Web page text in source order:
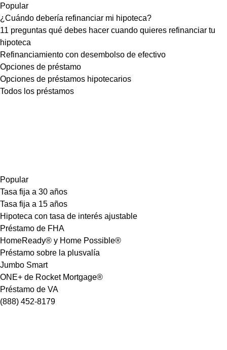
Popular
¿Cuándo debería refinanciar mi hipoteca?
11 preguntas qué debes hacer cuando quieres refinanciar tu
hipoteca
Refinanciamiento con desembolso de efectivo
Opciones de préstamo
Opciones de préstamos hipotecarios
Todos los préstamos
Popular
Tasa fija a 30 años
Tasa fija a 15 años
Hipoteca con tasa de interés ajustable
Préstamo de FHA
HomeReady® y Home Possible®
Préstamo sobre la plusvalía
Jumbo Smart
ONE+ de Rocket Mortgage®
Préstamo de VA
(888) 452-8179